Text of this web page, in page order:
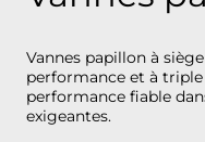
Vannes papillon à
performance et à
performance fiable
exigeantes.